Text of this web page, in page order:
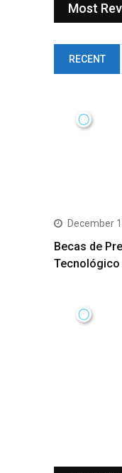
Most
RECENT
December
Becas de
Tecnológico